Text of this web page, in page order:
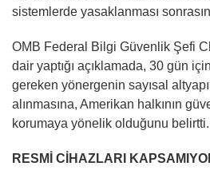
sistemlerde yasaklanması
OMB Federal Bilgi Güvenlik Şefi
dair yaptığı açıklamada, 30 gün
gereken yönergenin sayısal
alınmasına, Amerikan halkının
korumaya yönelik olduğunu belirtti.
RESMİ CİHAZLARI